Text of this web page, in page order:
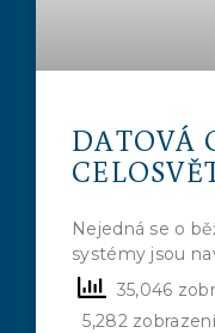
DATOVÁ
Nejedná se o
systémy jsou
35,046
5,282